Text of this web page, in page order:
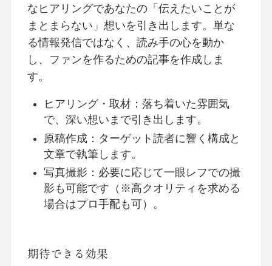
なヒアリングであなたの「伝えたいことが
まとまらない」想いを引き出します。単な
る情報発信ではなく、読み手の心を動か
し、ファンを作るための記事を作成しま
す。
ヒアリング・取材：落ち着いた雰囲気
で、深い想いまで引き出します。
原稿作成：ターゲット読者に響く構成と
文章で執筆します。
写真撮影：必要に応じて一眼レフでの撮
影も可能です（※高クオリティを求める
場合はプロ手配も可）。
期待できる効果